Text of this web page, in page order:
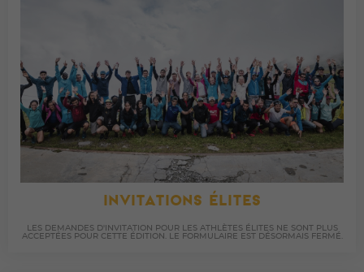
INVITATIONS ÉLITES
LES DEMANDES D'INVITATION POUR LES ATHLÈTES ÉLITES NE SONT PLUS
ACCEPTÉES POUR CETTE ÉDITION. LE FORMULAIRE EST DÉSORMAIS FERMÉ.